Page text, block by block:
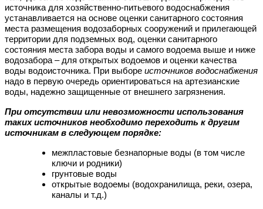
источника для хозяйственно-питьевого водоснабжения
устанавливается на основе оценки санитарного состояния
места размещения водозаборных сооружений и прилегающей
территории для подземных вод, оценки санитарного
состояния места забора воды и самого водоема выше и ниже
водозабора – для открытых водоемов и оценки качества
воды водоисточника. При выборе источников водоснабжения
надо в первую очередь ориентироваться на артезианские
воды, надежно защищенные от внешнего загрязнения.
При отсутствии или невозможности использования
таких источников необходимо переходить к другим
источникам в следующем порядке:
межпластовые безнапорные воды (в том числе
ключи и родники)
грунтовые воды
открытые водоемы (водохранилища, реки, озера,
каналы и т.д.)